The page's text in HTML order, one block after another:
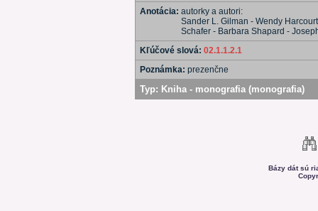
Anotácia: autorky a autori:
Sander L. Gilman - Wendy
Schafer - Barbara Shapard -
Kľúčové slová: 02.1.1.2.1
Poznámka: prezenčne
Typ: Kniha - monografia (monografia)
Bázy dát sú